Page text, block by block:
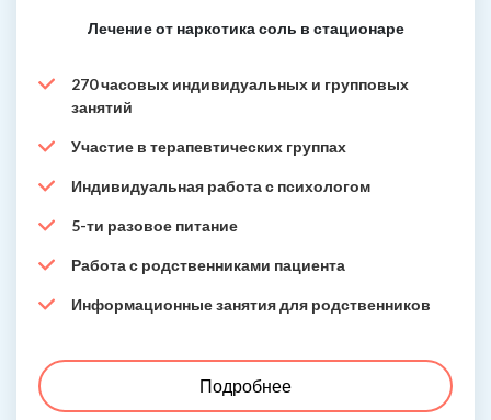
Лечение от наркотика соль в стационаре
270 часовых индивидуальных и групповых
занятий
Участие в терапевтических группах
Индивидуальная работа с психологом
5-ти разовое питание
Работа с родственниками пациента
Информационные занятия для родственников
Подробнее